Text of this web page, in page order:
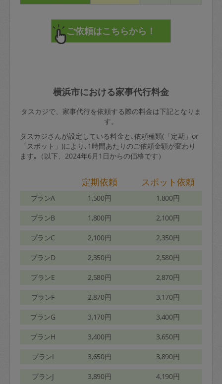
横浜市における家事代行料金
タスカジで、家事代行を依頼する際の料金は下記となりま
す。
タスカジさんが設定している料金と､依頼種類(「定期」or
「スポット」)により､1時間あたりのご依頼金額が変わり
ます｡（以下、2024年6月1日からの価格です）
定期依頼 スポット依頼
プランA 1,500円 1,800円
プランB 1,800円 2,100円
プランC 2,100円 2,350円
プランD 2,350円 2,580円
プランE 2,580円 2,870円
プランF 2,870円 3,170円
プランG 3,170円 3,400円
プランH 3,400円 3,650円
プランI 3,650円 3,890円
プランJ 3,890円 4,190円